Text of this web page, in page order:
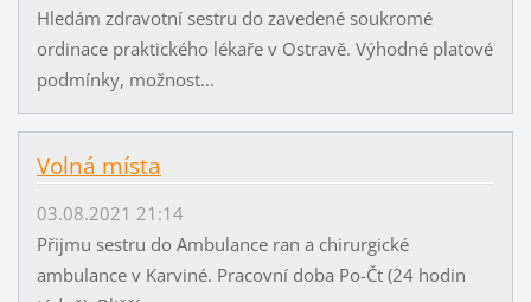
Hledám zdravotní sestru do zavedené soukromé
ordinace praktického lékaře v Ostravě. Výhodné platové
podmínky, možnost...
Volná místa
03.08.2021 21:14
Přijmu sestru do Ambulance ran a chirurgické
ambulance v Karviné. Pracovní doba Po-Čt (24 hodin